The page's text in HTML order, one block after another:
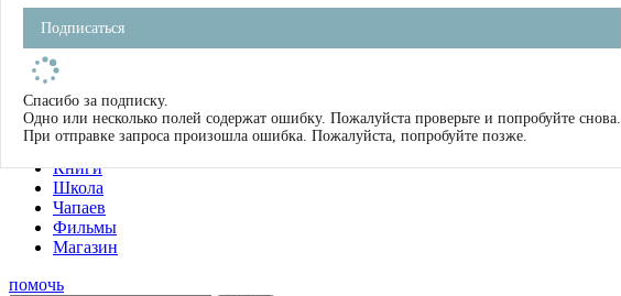
Фильмы
Имена
Тэги
О нас
Журнал
Книги
Школа
Чапаев
Фильмы
Магазин
помочь
Подписаться
Спасибо за подписку.
Одно или несколько полей содержат ошибку. Пожалуйста проверьте и попробуйте снова.
При отправке запроса произошла ошибка. Пожалуйста, попробуйте позже.